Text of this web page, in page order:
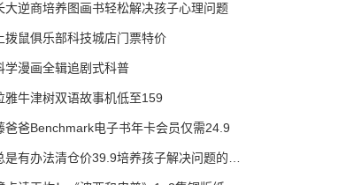
大逆商培养图画书轻松解决孩子心理问题
拨鼠俱乐部科技城店门票特价
学漫画全辑追剧式科普
雅牛津树双语故事机低至159
爸爸Benchmark电子书年卡会员仅需24.9